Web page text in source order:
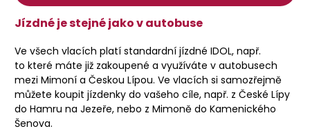
Jízdné je stejné jako v autobuse
Ve všech vlacích platí standardní jízdné IDOL, např.
to které máte již zakoupené a využíváte v autobusech
mezi Mimoní a Českou Lípou. Ve vlacích si samozřejmě
můžete koupit jízdenky do vašeho cíle, např. z České Lípy
do Hamru na Jezeře, nebo z Mimoně do Kamenického
Šenova.